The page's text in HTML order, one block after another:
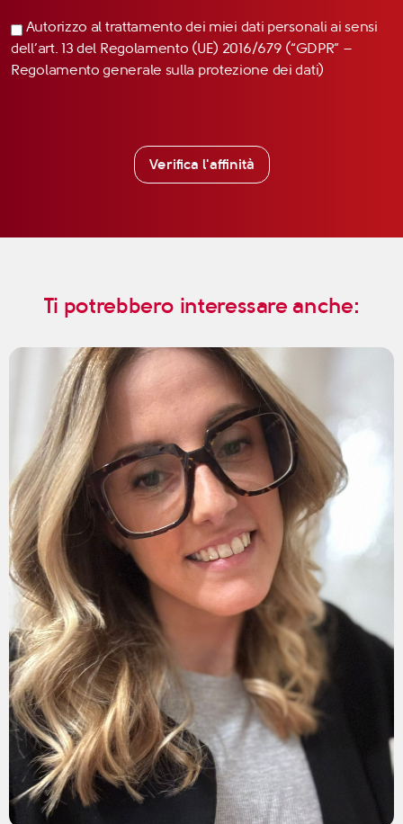
Autorizzo al trattamento dei miei dati personali ai sensi
dell’art. 13 del Regolamento (UE) 2016/679 (“GDPR” –
Regolamento generale sulla protezione dei dati)
Verifica l'affinità
Ti potrebbero interessare anche: